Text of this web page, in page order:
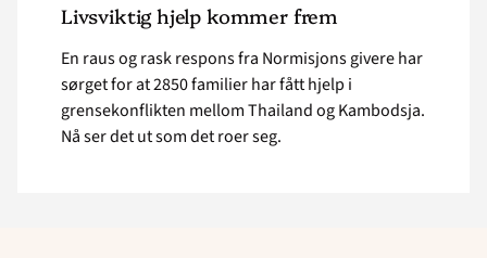
Livsviktig hjelp kommer frem
En raus og rask respons fra Normisjons givere har
sørget for at 2850 familier har fått hjelp i
grensekonflikten mellom Thailand og Kambodsja.
Nå ser det ut som det roer seg.